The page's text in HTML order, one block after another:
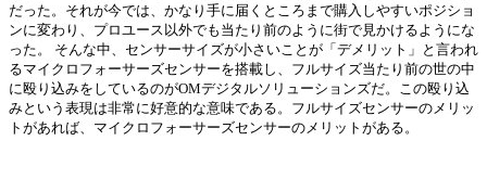
だった。それが今では、かなり手に届くところまで購入しやすいポジショ
ンに変わり、プロユース以外でも当たり前のように街で見かけるようにな
った。 そんな中、センサーサイズが小さいことが「デメリット」と言われ
るマイクロフォーサーズセンサーを搭載し、フルサイズ当たり前の世の中
に殴り込みをしているのがOMデジタルソリューションズだ。この殴り込
みという表現は非常に好意的な意味である。フルサイズセンサーのメリッ
トがあれば、マイクロフォーサーズセンサーのメリットがある。